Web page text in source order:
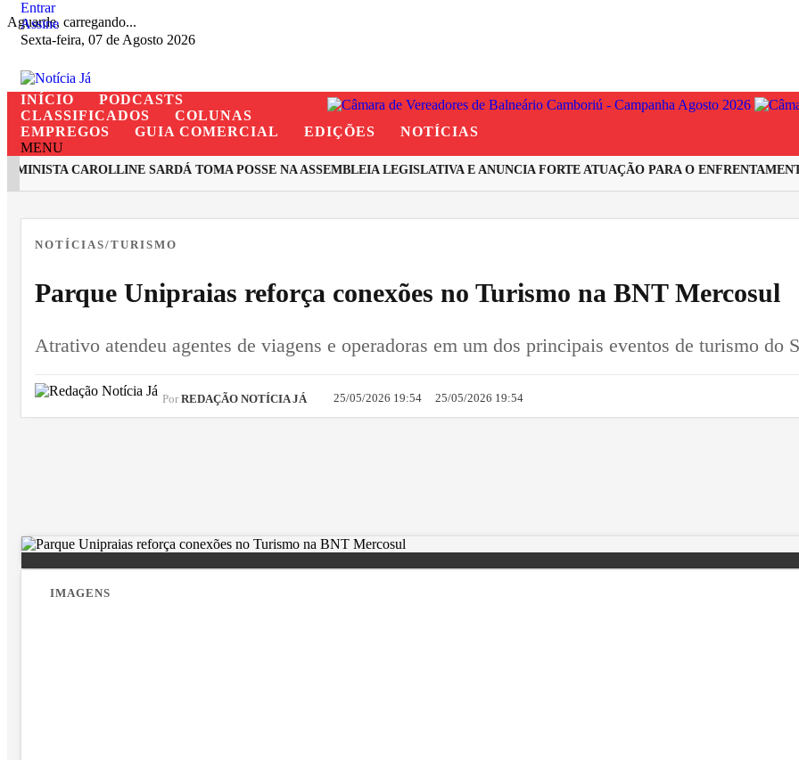
Aguarde, carregando...
Entrar
Assine
Sexta-feira, 07 de Agosto 2026
INÍCIO
PODCASTS
CLASSIFICADOS
COLUNAS
EMPREGOS
GUIA COMERCIAL EDIÇÕES
NOTÍCIAS
MENU
CAROLLINE SARDÁ TOMA POSSE NA ASSEMBLEIA LEGISLATIVA E ANUNCIA FORTE ATUAÇÃO PARA O
NOTÍCIAS/TURISMO
Parque Unipraias reforça conexões no Turismo na BNT Mercosul
Atrativo atendeu agentes de viagens e operadoras em um dos principais eventos de turismo do
Por REDAÇÃO NOTÍCIA JÁ 25/05/2026 19:54 25/05/2026 19:54
IMAGENS